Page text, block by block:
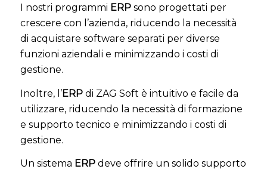
I nostri programmi ERP sono progettati per
crescere con l’azienda, riducendo la necessità
di acquistare software separati per diverse
funzioni aziendali e minimizzando i costi di
gestione.
Inoltre, l’ERP di ZAG Soft è intuitivo e facile da
utilizzare, riducendo la necessità di formazione
e supporto tecnico e minimizzando i costi di
gestione.
Un sistema ERP deve offrire un solido supporto